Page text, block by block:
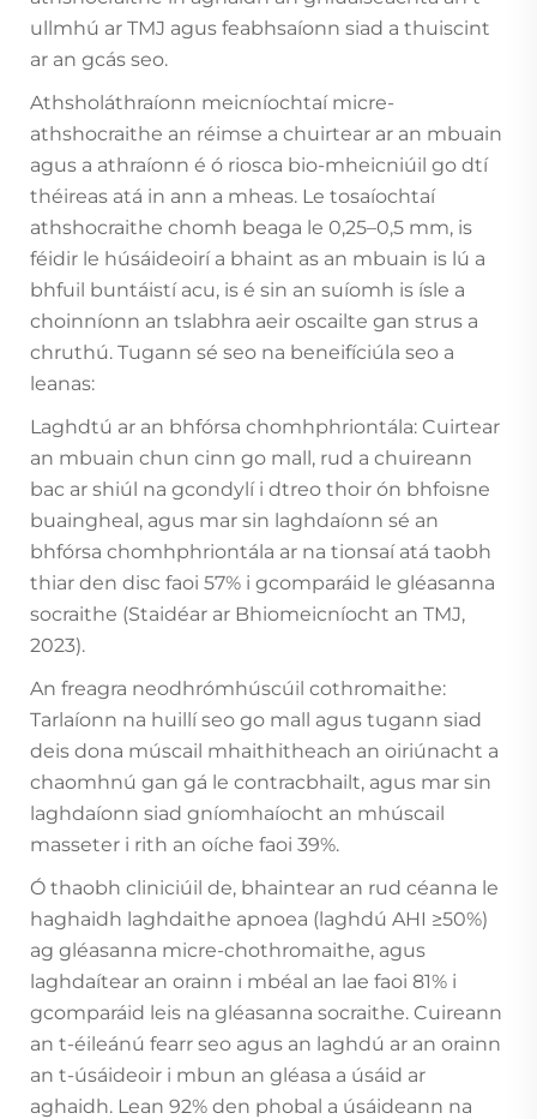
ullmhú ar TMJ agus feabhsaíonn siad a thuiscint
ar an gcás seo.
Athsholáthraíonn meicníochtaí micre-
athshocraithe an réimse a chuirtear ar an mbuain
agus a athraíonn é ó riosca bio-mheicniúil go dtí
théireas atá in ann a mheas. Le tosaíochtaí
athshocraithe chomh beaga le 0,25–0,5 mm, is
féidir le húsáideoirí a bhaint as an mbuain is lú a
bhfuil buntáistí acu, is é sin an suíomh is ísle a
choinníonn an tslabhra aeir oscailte gan strus a
chruthú. Tugann sé seo na beneifíciúla seo a
leanas:
Laghdtú ar an bhfórsa chomhphriontála: Cuirtear
an mbuain chun cinn go mall, rud a chuireann
bac ar shiúl na gcondylí i dtreo thoir ón bhfoisne
buaingheal, agus mar sin laghdaíonn sé an
bhfórsa chomhphriontála ar na tionsaí atá taobh
thiar den disc faoi 57% i gcomparáid le gléasanna
socraithe (Staidéar ar Bhiomeicníocht an TMJ,
2023).
An freagra neodhrómhúscúil cothromaithe:
Tarlaíonn na huillí seo go mall agus tugann siad
deis dona múscail mhaithitheach an oiriúnacht a
chaomhnú gan gá le contracbhailt, agus mar sin
laghdaíonn siad gníomhaíocht an mhúscail
masseter i rith an oíche faoi 39%.
Ó thaobh cliniciúil de, bhaintear an rud céanna le
haghaidh laghdaithe apnoea (laghdú AHI ≥50%)
ag gléasanna micre-chothromaithe, agus
laghdaítear an orainn i mbéal an lae faoi 81% i
gcomparáid leis na gléasanna socraithe. Cuireann
an t-éileánú fearr seo agus an laghdú ar an orainn
an t-úsáideoir i mbun an gléasa a úsáid ar
aghaidh. Lean 92% den phobal a úsáideann na